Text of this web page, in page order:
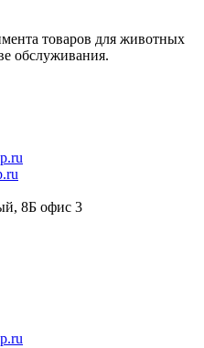
товаров для животных
обслуживания.
8Б офис 3